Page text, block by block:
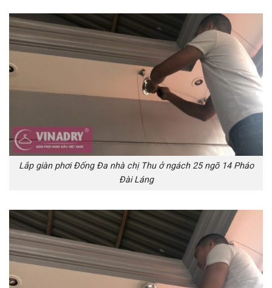
Lắp giàn phơi Đống Đa nhà chị Thu ở ngách 25 ngõ 14 Pháo
Đài Láng